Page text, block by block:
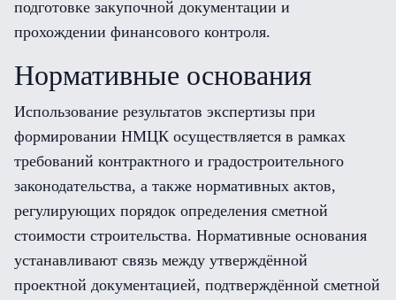
подготовке закупочной документации и
прохождении финансового контроля.
Нормативные основания
Использование результатов экспертизы при
формировании НМЦК осуществляется в рамках
требований контрактного и градостроительного
законодательства, а также нормативных актов,
регулирующих порядок определения сметной
стоимости строительства. Нормативные основания
устанавливают связь между утверждённой
проектной документацией, подтверждённой сметной